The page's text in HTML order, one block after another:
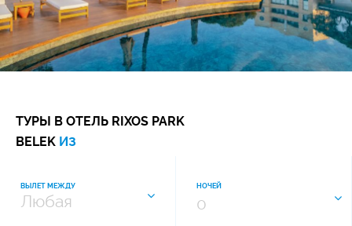
ТУРЫ В ОТЕЛЬ RIXOS PARK
BELEK ИЗ
ВЫЛЕТ МЕЖДУ НОЧЕЙ
0